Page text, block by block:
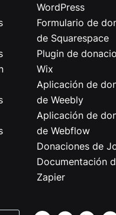
WordPress
Formulario de
de Squarespace
Plugin de
Wix
Aplicación de
de Weebly
Aplicación de
de Webflow
Donaciones de
Documentación
Zapier